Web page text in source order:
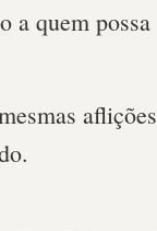
a quem possa
aflições